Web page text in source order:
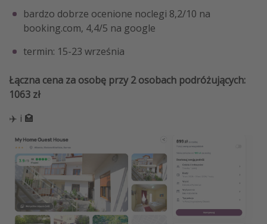
bardzo dobrze ocenione noclegi 8,2/10 na
booking.com, 4,4/5 na google
termin: 15-23 września
Łączna cena za osobę przy 2 osobach podróżujących:
1063 zł
✈️ i 🏩